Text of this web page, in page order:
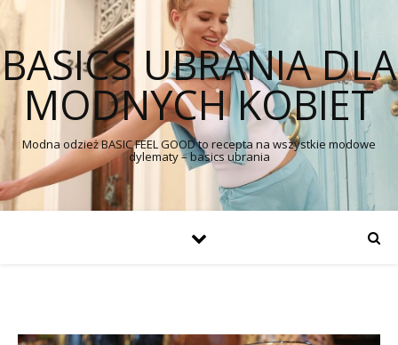
BASICS UBRANIA DLA
MODNYCH KOBIET
Modna odzież BASIC FEEL GOOD to recepta na wszystkie modowe
dylematy – basics ubrania